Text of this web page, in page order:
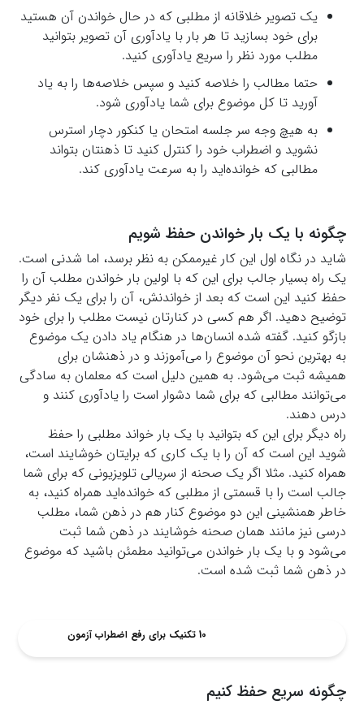
یک تصویر خلاقانه از مطلبی که در حال خواندن آن هستید
برای خود بسازید تا هر بار با یادآوری آن تصویر بتوانید
مطلب مورد نظر را سریع یادآوری کنید.
حتما مطالب را خلاصه کنید و سپس خلاصه‌ها را به یاد
آورید تا کل موضوع برای شما یادآوری شود.
به هیچ وجه سر جلسه امتحان یا کنکور دچار استرس
نشوید و اضطراب خود را کنترل کنید تا ذهنتان بتواند
مطالبی که خوانده‌اید را به سرعت یادآوری کند.
چگونه با یک بار خواندن حفظ شویم
شاید در نگاه اول این کار غیرممکن به نظر برسد، اما شدنی است.
یک راه بسیار جالب برای این که با اولین بار خواندن مطلب آن را
حفظ کنید این است که بعد از خواندنش، آن را برای یک نفر دیگر
توضیح دهید. اگر هم کسی در کنارتان نیست مطلب را برای خود
بازگو کنید. گفته شده انسان‌ها در هنگام یاد دادن یک موضوع
به بهترین نحو آن موضوع را می‌آموزند و در ذهنشان برای
همیشه ثبت می‌شود. به همین دلیل است که معلمان به سادگی
می‌توانند مطالبی که برای شما دشوار است را یادآوری کنند و
درس دهند.
راه دیگر برای این که بتوانید با یک بار خواند مطلبی را حفظ
شوید این است که آن را با یک کاری که برایتان خوشایند است،
همراه کنید. مثلا اگر یک صحنه از سریالی تلویزیونی که برای شما
جالب است را با قسمتی از مطلبی که خوانده‌اید همراه کنید، به
خاطر همنشینی این دو موضوع کنار هم در ذهن شما، مطلب
درسی نیز مانند همان صحنه خوشایند در ذهن شما ثبت
می‌شود و با یک بار خواندن می‌توانید مطمئن باشید که موضوع
در ذهن شما ثبت شده است.
10 تکنیک برای رفع اضطراب آزمون
چگونه سریع حفظ کنیم